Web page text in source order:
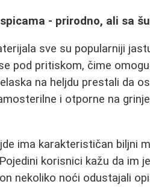
- prirodno, ali sa
sve su popularniji
pod pritiskom, čime
na heljdu prestali da
i otporne na
ima karakterističan biljni
korisnici kažu da im
nekoliko noći odustajali